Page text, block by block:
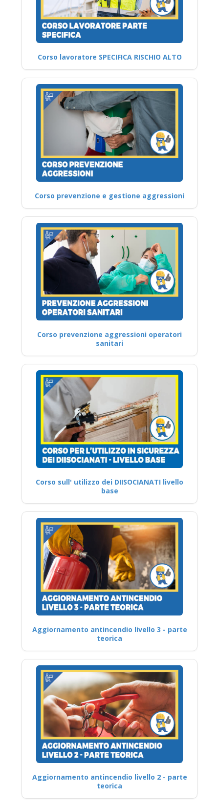
Corso lavoratore SPECIFICA RISCHIO ALTO
Corso prevenzione e gestione aggressioni
Corso prevenzione aggressioni operatori
sanitari
Corso sull' utilizzo dei DIISOCIANATI livello
base
Aggiornamento antincendio livello 3 - parte
teorica
Aggiornamento antincendio livello 2 - parte
teorica